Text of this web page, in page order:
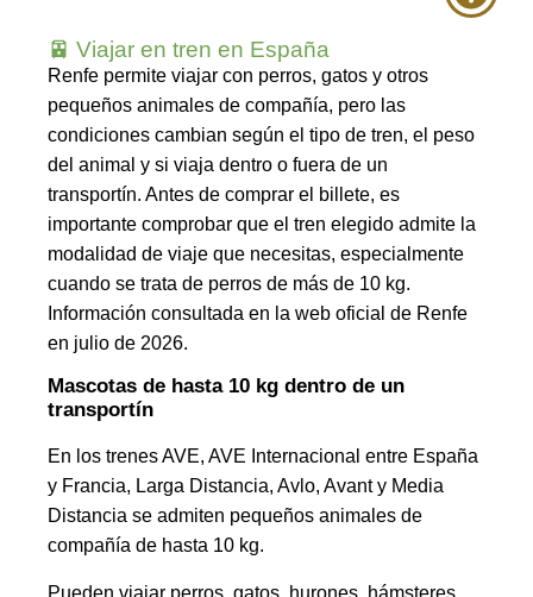
🚈 Viajar en tren en España
Renfe permite viajar con perros, gatos y otros
pequeños animales de compañía, pero las
condiciones cambian según el tipo de tren, el peso
del animal y si viaja dentro o fuera de un
transportín. Antes de comprar el billete, es
importante comprobar que el tren elegido admite la
modalidad de viaje que necesitas, especialmente
cuando se trata de perros de más de 10 kg.
Información consultada en la web oficial de Renfe
en julio de 2026.
Mascotas de hasta 10 kg dentro de un
transportín
En los trenes AVE, AVE Internacional entre España
y Francia, Larga Distancia, Avlo, Avant y Media
Distancia se admiten pequeños animales de
compañía de hasta 10 kg.
Pueden viajar perros, gatos, hurones, hámsteres,